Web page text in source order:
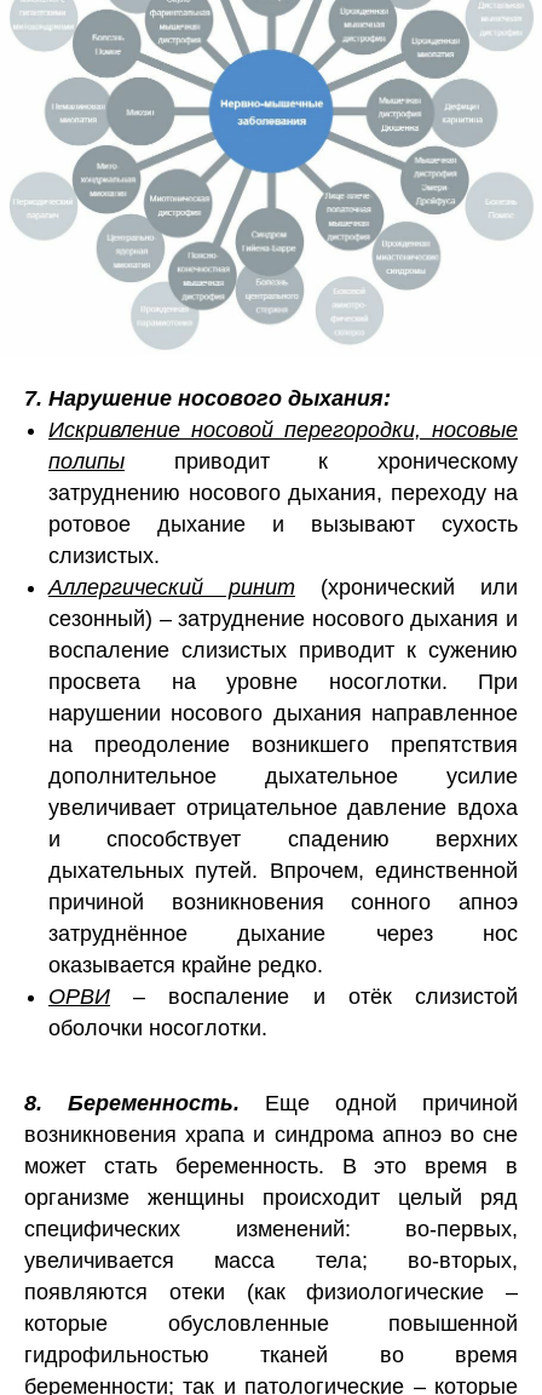
7. Нарушение носового дыхания:
Искривление носовой перегородки, носовые
полипы приводит к хроническому
затруднению носового дыхания, переходу на
ротовое дыхание и вызывают сухость
слизистых.
Аллергический ринит (хронический или
сезонный) – затруднение носового дыхания и
воспаление слизистых приводит к сужению
просвета на уровне носоглотки. При
нарушении носового дыхания направленное
на преодоление возникшего препятствия
дополнительное дыхательное усилие
увеличивает отрицательное давление вдоха
и способствует спадению верхних
дыхательных путей. Впрочем, единственной
причиной возникновения сонного апноэ
затруднённое дыхание через нос
оказывается крайне редко.
ОРВИ – воспаление и отёк слизистой
оболочки носоглотки.
8. Беременность. Еще одной причиной
возникновения храпа и синдрома апноэ во сне
может стать беременность. В это время в
организме женщины происходит целый ряд
специфических изменений: во-первых,
увеличивается масса тела; во-вторых,
появляются отеки (как физиологические –
которые обусловленные повышенной
гидрофильностью тканей во время
беременности; так и патологические – которые